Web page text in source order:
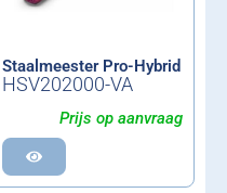
Staalmeester Pro-Hybrid
HSV202000-VA
Prijs op aanvraag